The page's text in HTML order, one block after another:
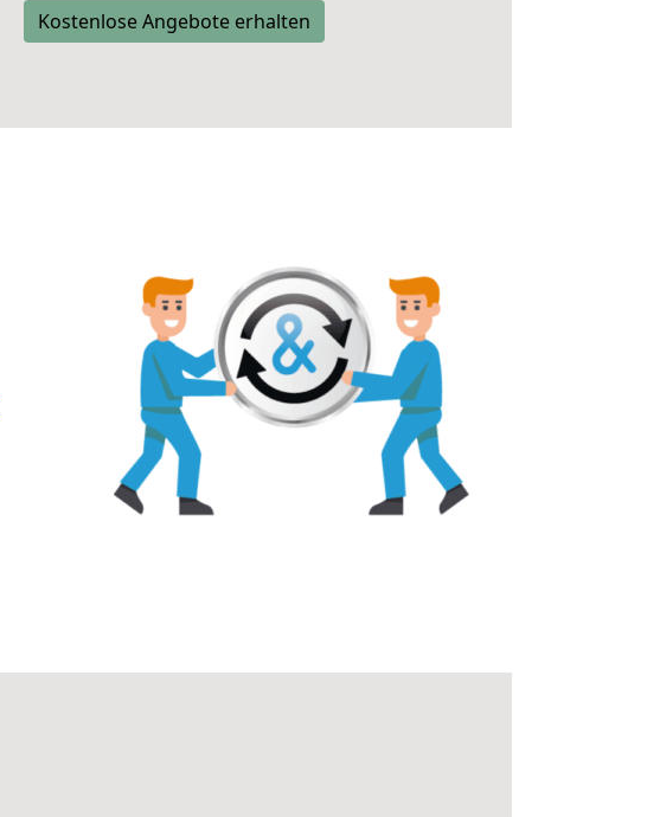
Kostenlose Angebote erhalten